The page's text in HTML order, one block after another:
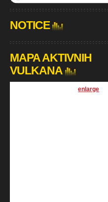
NOTICE
MAPA AKTIVNIH
VULKANA
[enlarge